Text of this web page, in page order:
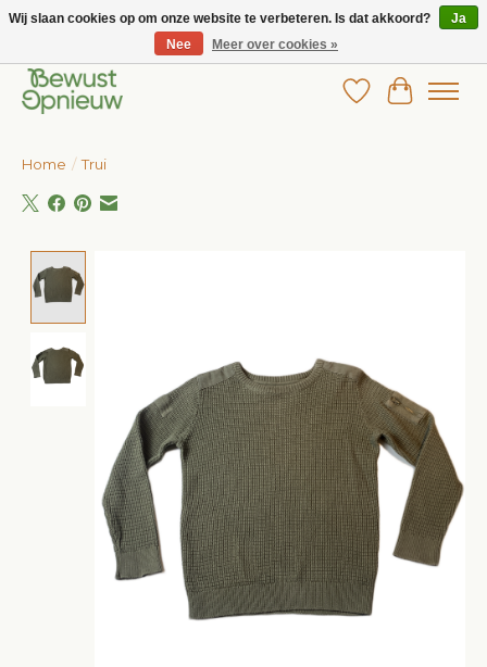
Wij bieden het grootste aanbod in betaalbare kinderkleding!
Verlanglijst
Home / Trui
Wij slaan cookies op om onze website te verbeteren. Is dat akkoord?
Ja
Nee
Meer over cookies »